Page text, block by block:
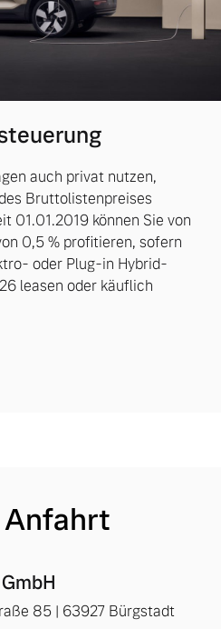
auch privat nutzen,
Bruttolistenpreises
01.01.2019 können Sie von
0,5 % profitieren, sofern
oder Plug-in Hybrid-
leasen oder käuflich
85 | 63927 Bürgstadt